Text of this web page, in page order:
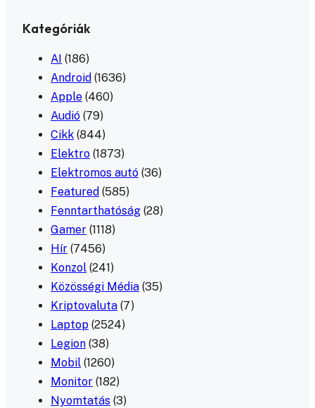
Kategóriák
AI (186)
Android (1636)
Apple (460)
Audió (79)
Cikk (844)
Elektro (1873)
Elektromos autó (36)
Featured (585)
Fenntarthatóság (28)
Gamer (1118)
Hír (7456)
Konzol (241)
Közösségi Média (35)
Kriptovaluta (7)
Laptop (2524)
Legion (38)
Mobil (1260)
Monitor (182)
Nyomtatás (3)